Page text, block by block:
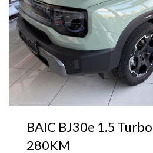
BAIC BJ30e 1.5
280KM